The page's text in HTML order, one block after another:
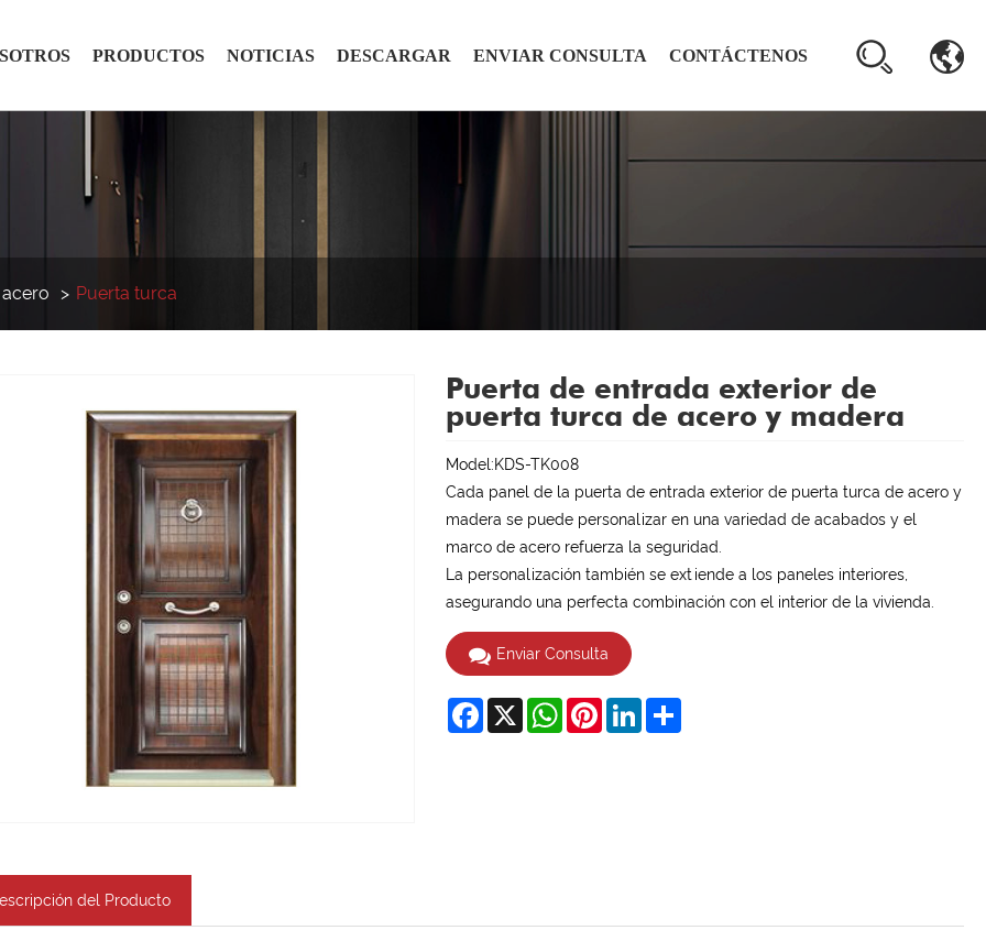
PRODUCTOS NOTICIAS DESCARGAR ENVIAR CONSULTA CONTÁCTENOS
Puerta turca
Puerta de entrada exterior de
puerta turca de acero y madera
Model:KDS-TK008
Cada panel de la puerta de entrada exterior de puerta turca de acero y
madera se puede personalizar en una variedad de acabados y el
marco de acero refuerza la seguridad.
La personalización también se extiende a los paneles interiores,
asegurando una perfecta combinación con el interior de la vivienda.
Enviar Consulta
Facebook
X WhatsAppPinterestLinkedInShare
del Producto